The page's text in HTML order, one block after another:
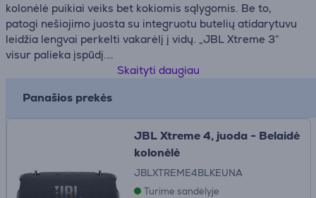
kolonėlė puikiai veiks bet kokiomis sąlygomis. Be to,
patogi nešiojimo juosta su integruotu butelių atidarytuvu
leidžia lengvai perkelti vakarėlį į vidų. „JBL Xtreme 3“
visur palieka įspūdį.
Skaityti daugiau
Panašios prekės
JBL Xtreme 4, juoda - Belaidė
kolonėlė
JBLXTREME4BLKEUNA
Turime sandėlyje